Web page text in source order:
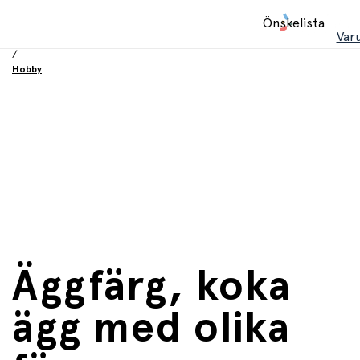
Önskelista
/
Hobby
Äggfärg, koka
ägg med olika